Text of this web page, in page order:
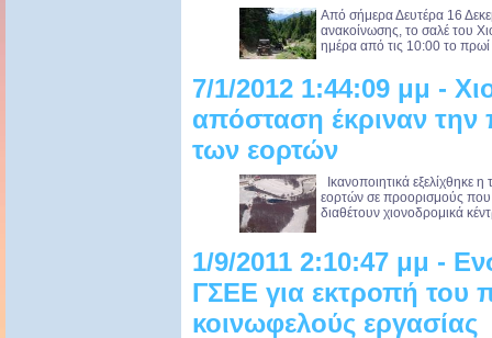
Από σήμερα Δευτέρα 16
ανακοίνωσης, το σαλέ του
ημέρα από τις 10:00 το πρωί
7/1/2012 1:44:09 μμ -
απόσταση έκριναν την
των εορτών
Ικανοποιητικά εξελίχθηκε
εορτών σε προορισμούς που
διαθέτουν χιονοδρομικά
1/9/2011 2:10:47 μμ -
ΓΣΕΕ για εκτροπή του
κοινωφελούς εργασίας